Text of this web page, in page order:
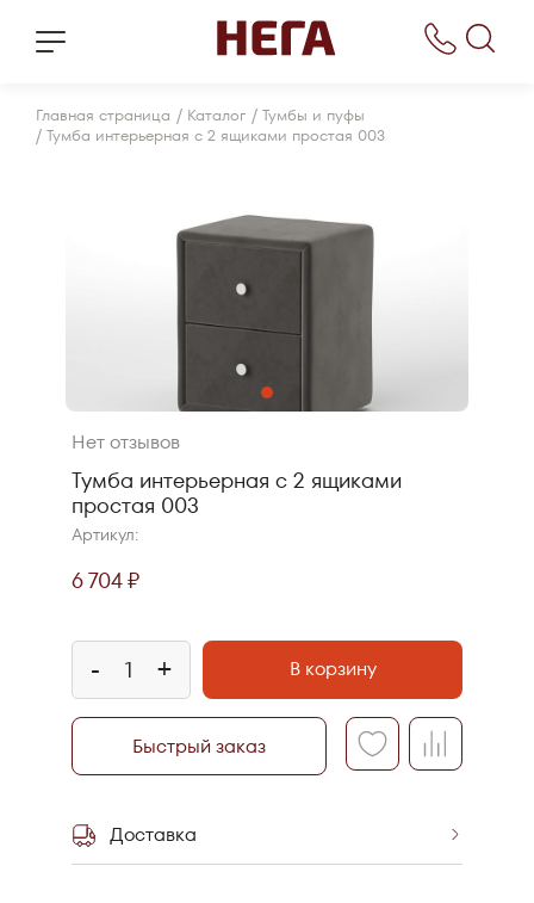
Главная страница / Каталог / Тумбы и пуфы
/ Тумба интерьерная с 2 ящиками простая 003
Нет отзывов
Тумба интерьерная с 2 ящиками
простая 003
Артикул:
6 704 ₽
- + В корзину
Быстрый заказ
Доставка